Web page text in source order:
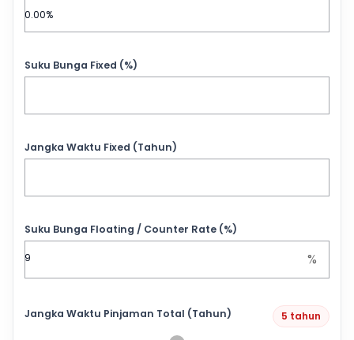
Suku Bunga Fixed (%)
Jangka Waktu Fixed (Tahun)
Suku Bunga Floating / Counter Rate (%)
%
Jangka Waktu Pinjaman Total (Tahun) 5 tahun